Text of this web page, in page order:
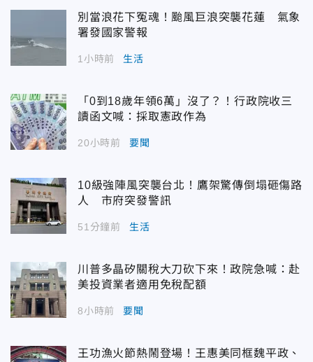
別當浪花下冤魂！颱風巨浪突襲花蓮 氣象
署發國家警報
1小時前 生活
「0到18歲年領6萬」沒了？！行政院收三
讀函文喊：採取憲政作為
20小時前 要聞
10級強陣風突襲台北！鷹架驚傳倒塌砸傷路
人 市府突發警訊
51分鐘前 生活
川普多晶矽關稅大刀砍下來！政院急喊：赴
美投資業者適用免稅配額
8小時前 要聞
王功漁火節熱鬧登場！王惠美同框魏平政、